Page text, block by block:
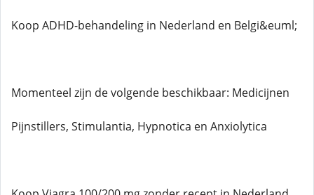
Koop ADHD-behandeling in Nederland en Belgi&euml;
Momenteel zijn de volgende beschikbaar: Medicijnen
Pijnstillers, Stimulantia, Hypnotica en Anxiolytica